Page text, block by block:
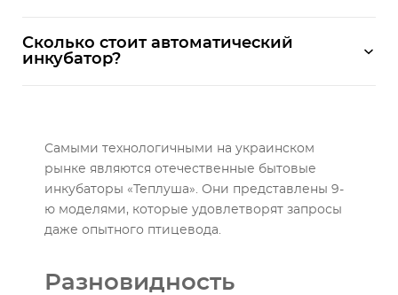
Сколько стоит автоматический
инкубатор?
Самыми технологичными на украинском
рынке являются отечественные бытовые
инкубаторы «Теплуша». Они представлены 9-
ю моделями, которые удовлетворят запросы
даже опытного птицевода.
Разновидность